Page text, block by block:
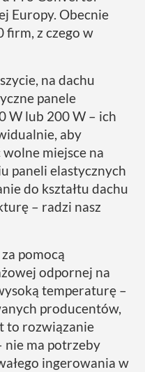
Europy. Obecnie
firm, z czego w
na dachu
panele
W lub 200 W – ich
aby
miejsce na
paneli elastycznych
do kształtu dachu
– radzi nasz
pomocą
odpornej na
temperaturę –
producentów,
to rozwiązanie
nie ma potrzeby
ingerowania w